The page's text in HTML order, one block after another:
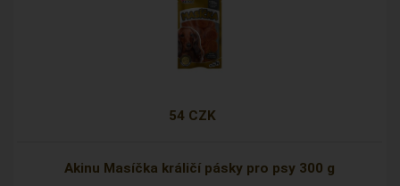
54 CZK
Akinu Masíčka králičí pásky pro psy 300 g